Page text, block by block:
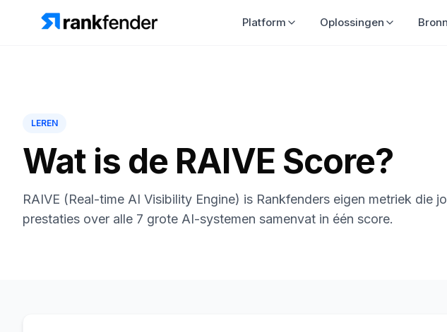
Platform Oplossingen
LEREN
Wat is de RAIVE Score?
RAIVE (Real-time AI Visibility Engine) is Rankfenders eigen metriek die
prestaties over alle 7 grote AI-systemen samenvat in één score.